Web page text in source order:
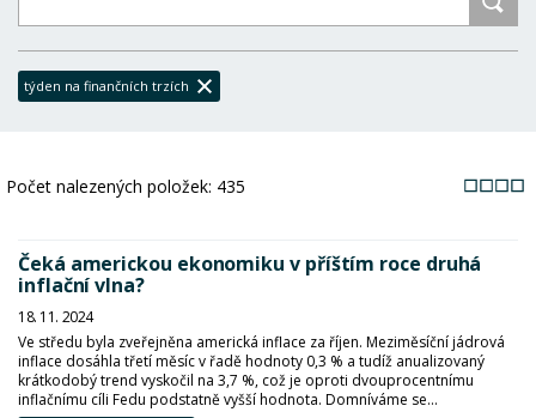
týden na finančních trzích
Počet nalezených položek: 435
Čeká americkou ekonomiku v příštím roce druhá
inflační vlna?
18. 11. 2024
Ve středu byla zveřejněna americká inflace za říjen. Meziměsíční jádrová
inflace dosáhla třetí měsíc v řadě hodnoty 0,3 % a tudíž anualizovaný
krátkodobý trend vyskočil na 3,7 %, což je oproti dvouprocentnímu
inflačnímu cíli Fedu podstatně vyšší hodnota. Domníváme se...